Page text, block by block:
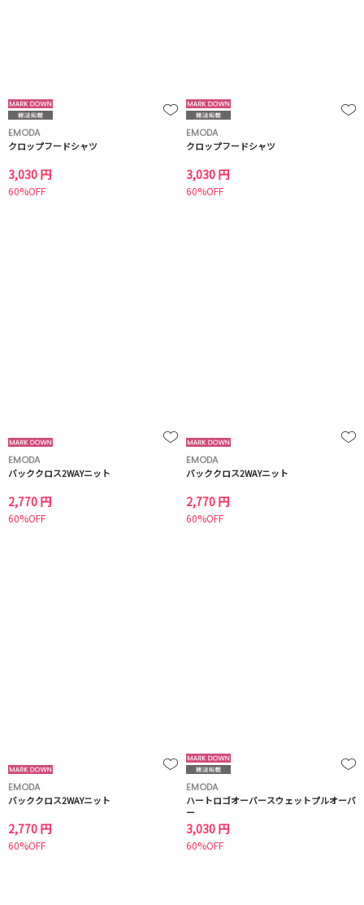
EMODA
クロップフードシャツ
3,030 円
60%OFF
EMODA
クロップフードシャツ
3,030 円
60%OFF
EMODA
バッククロス2WAYニット
2,770 円
60%OFF
EMODA
バッククロス2WAYニット
2,770 円
60%OFF
EMODA
バッククロス2WAYニット
2,770 円
60%OFF
EMODA
ハートロゴオーバースウェットプルオーバ
ー
3,030 円
60%OFF